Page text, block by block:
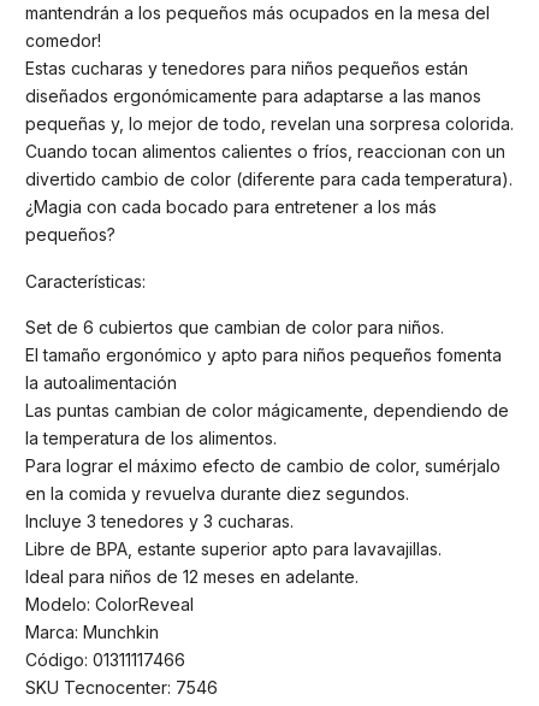
mantendrán a los pequeños más ocupados en la mesa del
comedor!
Estas cucharas y tenedores para niños pequeños están
diseñados ergonómicamente para adaptarse a las manos
pequeñas y, lo mejor de todo, revelan una sorpresa colorida.
Cuando tocan alimentos calientes o fríos, reaccionan con un
divertido cambio de color (diferente para cada temperatura).
¿Magia con cada bocado para entretener a los más
pequeños?
Características:
Set de 6 cubiertos que cambian de color para niños.
El tamaño ergonómico y apto para niños pequeños fomenta
la autoalimentación
Las puntas cambian de color mágicamente, dependiendo de
la temperatura de los alimentos.
Para lograr el máximo efecto de cambio de color, sumérjalo
en la comida y revuelva durante diez segundos.
Incluye 3 tenedores y 3 cucharas.
Libre de BPA, estante superior apto para lavavajillas.
Ideal para niños de 12 meses en adelante.
Modelo: ColorReveal
Marca: Munchkin
Código: 01311117466
SKU Tecnocenter: 7546